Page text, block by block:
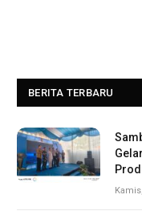
BERITA TERBARU